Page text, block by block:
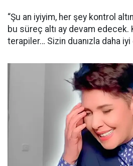
“Şu an iyiyim, her şey kontrol
bu süreç altı ay devam edecek.
terapiler… Sizin duanızla daha iyi